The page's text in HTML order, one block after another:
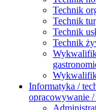
Technik
Technik
Technik
Technik
Informatyka /
opracowywanie